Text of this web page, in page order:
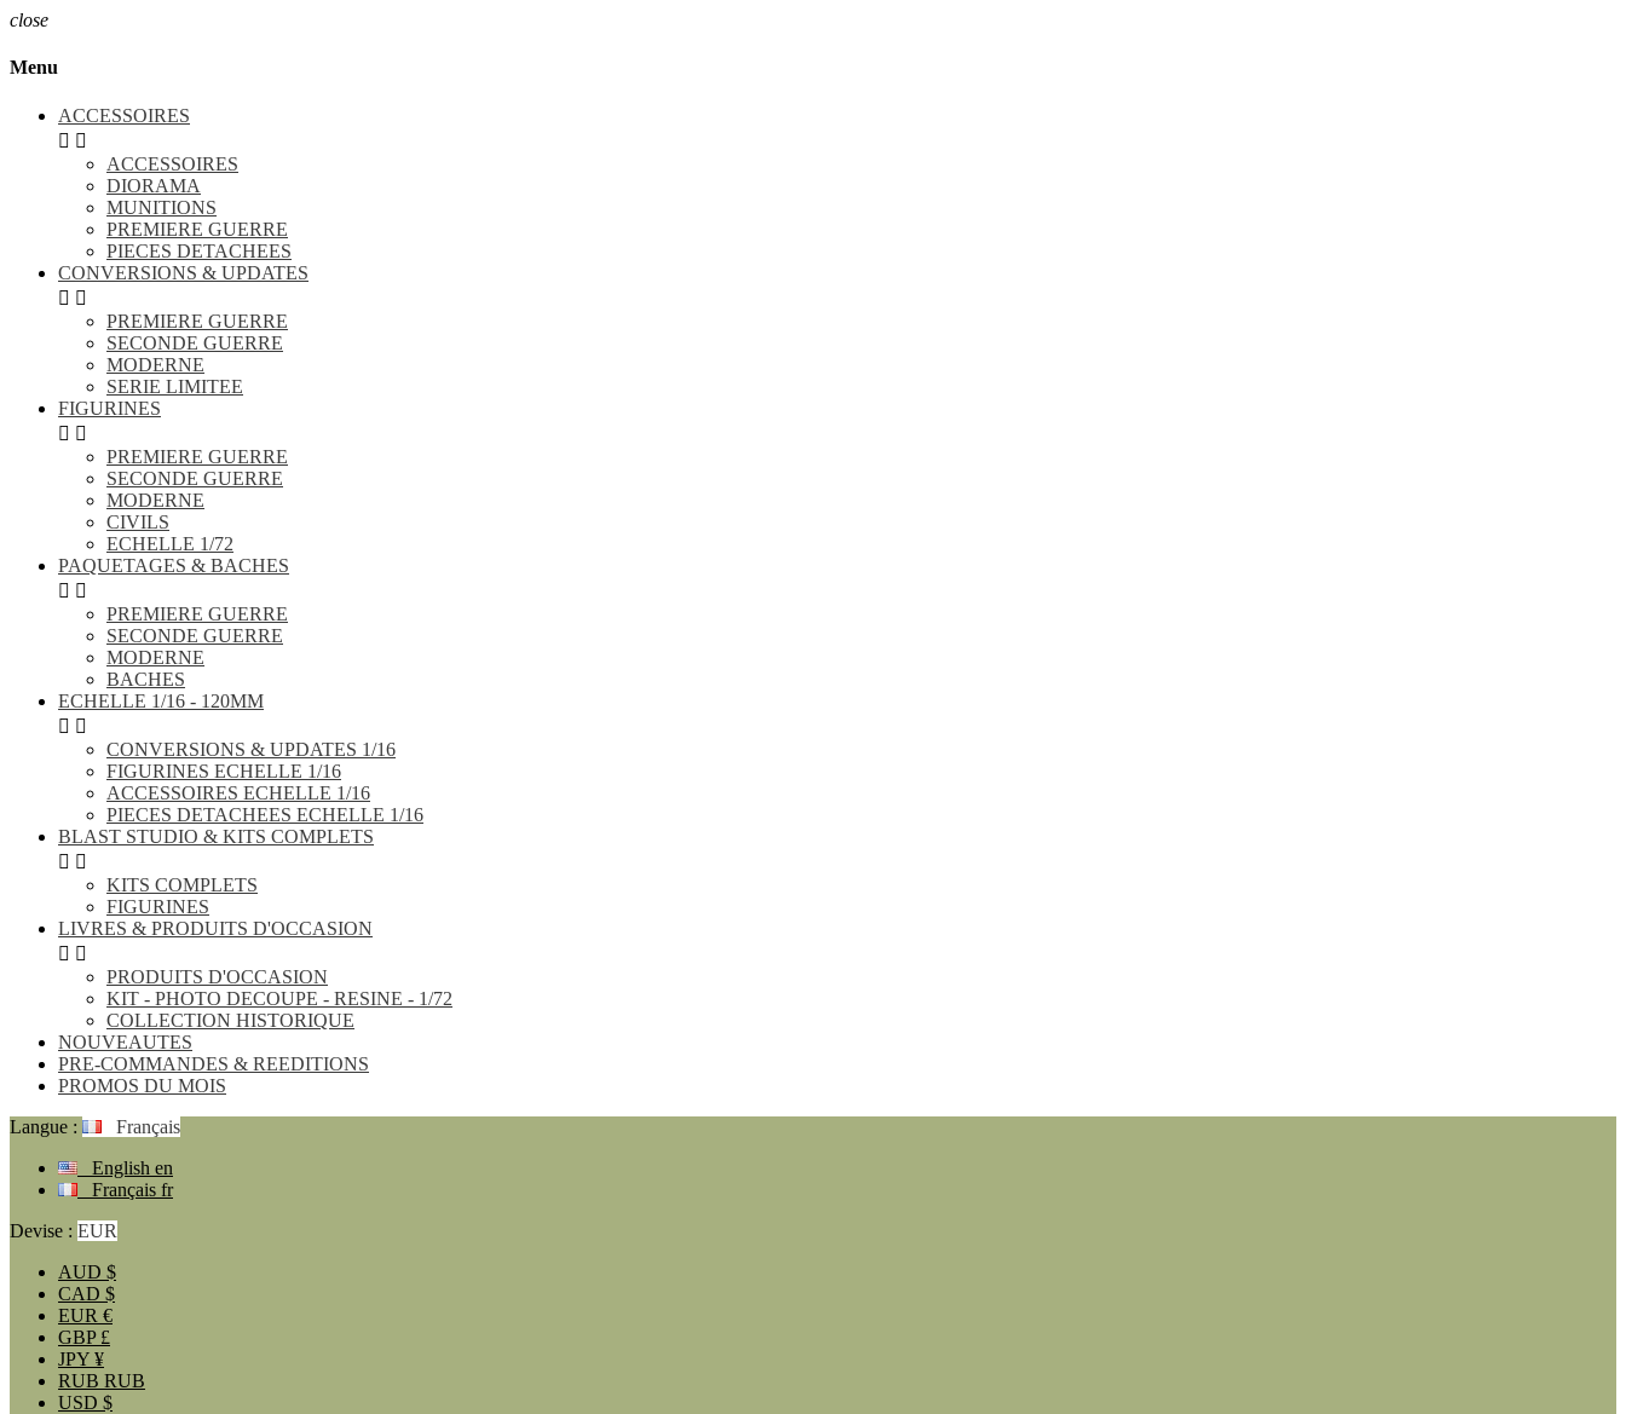
close
Menu
ACCESSOIRES
 
ACCESSOIRES
DIORAMA
MUNITIONS
PREMIERE GUERRE
PIECES DETACHEES
CONVERSIONS & UPDATES
 
PREMIERE GUERRE
SECONDE GUERRE
MODERNE
SERIE LIMITEE
FIGURINES
 
PREMIERE GUERRE
SECONDE GUERRE
MODERNE
CIVILS
ECHELLE 1/72
PAQUETAGES & BACHES
 
PREMIERE GUERRE
SECONDE GUERRE
MODERNE
BACHES
ECHELLE 1/16 - 120MM
 
CONVERSIONS & UPDATES 1/16
FIGURINES ECHELLE 1/16
ACCESSOIRES ECHELLE 1/16
PIECES DETACHEES ECHELLE 1/16
BLAST STUDIO & KITS COMPLETS
 
KITS COMPLETS
FIGURINES
LIVRES & PRODUITS D'OCCASION
 
PRODUITS D'OCCASION
KIT - PHOTO DECOUPE - RESINE - 1/72
COLLECTION HISTORIQUE
NOUVEAUTES
PRE-COMMANDES & REEDITIONS
PROMOS DU MOIS
Langue :
Français
English en
Français fr
Devise : EUR
AUD $
CAD $
EUR €
GBP £
JPY ¥
RUB RUB
USD $